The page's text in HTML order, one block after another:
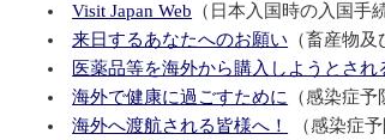
Visit Japan Web （日本入国時の入国手
来日するあなたへのお願い （畜産物
医薬品等を海外から購入しようとされ
海外で健康に過ごすために
（感染症
海外へ渡航される皆様へ！
（感染症